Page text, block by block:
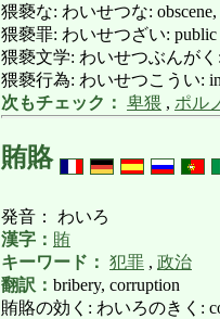
猥褻な: わいせつな: obscene,
猥褻罪: わいせつざい: public
猥褻文学: わいせつぶんがく
猥褻行為: わいせつこうい:
次もチェック： 卑猥 , ポル
賄賂
発音： わいろ
漢字： 賄
キーワード： 犯罪 , 政治
翻訳： bribery, corruption
賄賂の効く: わいろのきく: